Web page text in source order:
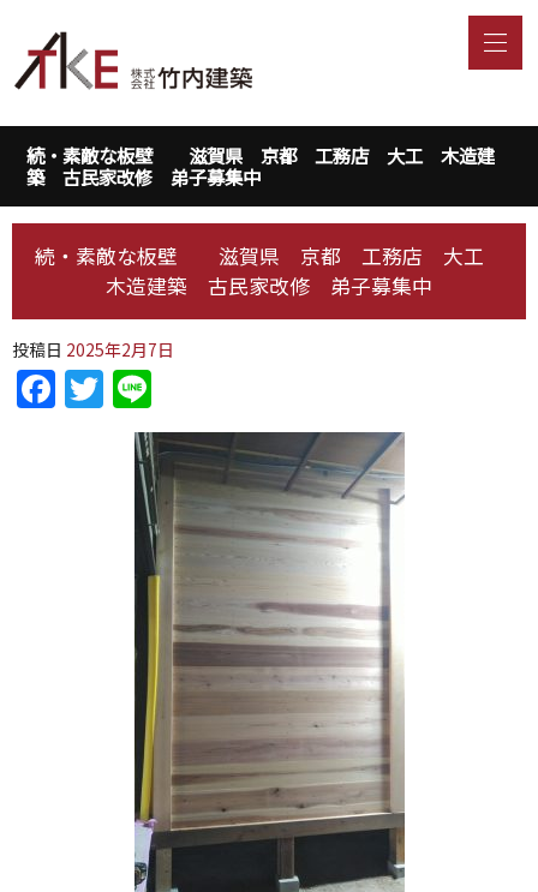
続・素敵な板壁 滋賀県 京都 工務店 大工 木造建
築 古民家改修 弟子募集中
続・素敵な板壁 滋賀県 京都 工務店 大工
木造建築 古民家改修 弟子募集中
投稿日 2025年2月7日
Facebook
Twitter